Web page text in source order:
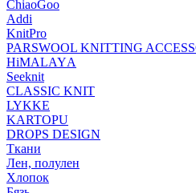
ChiaoGoo
Addi
KnitPro
PARSWOOL KNITTING
HiMALAYА
Seeknit
CLASSIC KNIT
LYKKE
KАRTOPU
DROPS DЕSIGN
Ткани
Лен, полулен
Хлопок